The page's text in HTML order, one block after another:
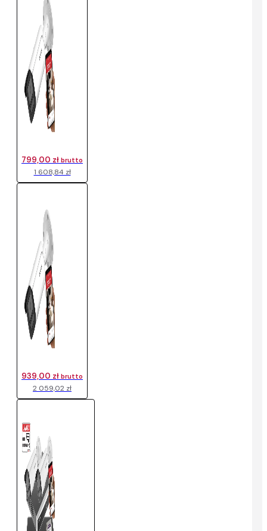
1 608,84 zł
799,00 zł brutto
2 059,02 zł
939,00 zł brutto